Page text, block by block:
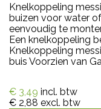
Knelkoppeling
buizen voor water
eenvoudig te
Een knelkoppeling
Knelkoppeling
buis Voorzien van
€ 3,49 incl. btw
€ 2,88 excl. btw